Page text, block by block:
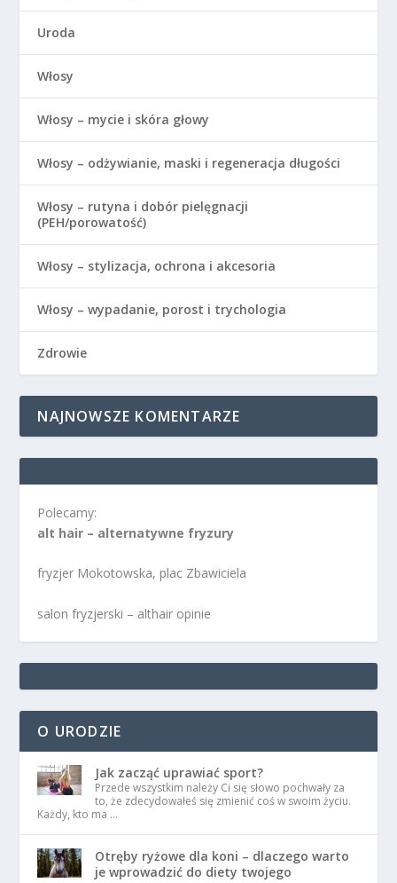
Uroda
Włosy
Włosy – mycie i skóra głowy
Włosy – odżywianie, maski i regeneracja długości
Włosy – rutyna i dobór pielęgnacji
(PEH/porowatość)
Włosy – stylizacja, ochrona i akcesoria
Włosy – wypadanie, porost i trychologia
Zdrowie
NAJNOWSZE KOMENTARZE
Polecamy:
alt hair – alternatywne fryzury
fryzjer Mokotowska, plac Zbawiciela
salon fryzjerski – althair opinie
O URODZIE
Jak zacząć uprawiać sport?
Przede wszystkim należy Ci się słowo pochwały za
to, że zdecydowałeś się zmienić coś w swoim życiu.
Każdy, kto ma …
Otręby ryżowe dla koni – dlaczego warto
je wprowadzić do diety twojego